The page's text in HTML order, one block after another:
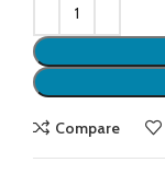
Compare